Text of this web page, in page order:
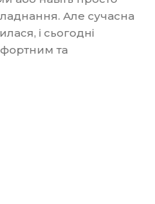
Але сучасна
і сьогодні
та